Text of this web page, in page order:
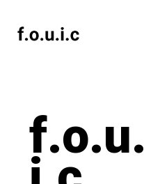
f.o.u.